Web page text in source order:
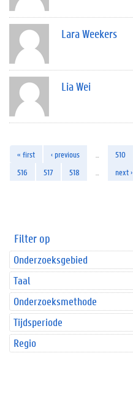
Lara Weekers
Lia Wei
« first ‹ previous 510
516
517 518 next ›
Filter op
Onderzoeksgebied
Taal
Onderzoeksmethode
Tijdsperiode
Regio